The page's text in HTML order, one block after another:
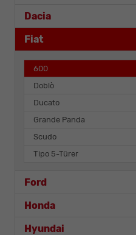
Dacia
Fiat
600
Doblò
Ducato
Grande Panda
Scudo
Tipo 5-Türer
Ford
Honda
Hyundai